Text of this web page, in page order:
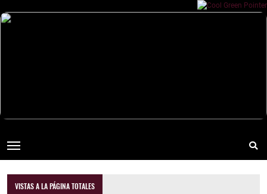
VISTAS A LA PÁGINA TOTALES